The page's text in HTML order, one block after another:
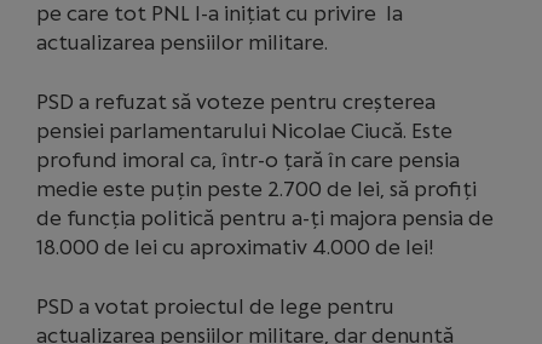
pe care tot PNL l-a inițiat cu privire la
actualizarea pensiilor militare.
PSD a refuzat să voteze pentru creșterea
pensiei parlamentarului Nicolae Ciucă. Este
profund imoral ca, într-o țară în care pensia
medie este puțin peste 2.700 de lei, să profiți
de funcția politică pentru a-ți majora pensia de
18.000 de lei cu aproximativ 4.000 de lei!
PSD a votat proiectul de lege pentru
actualizarea pensiilor militare, dar denunță